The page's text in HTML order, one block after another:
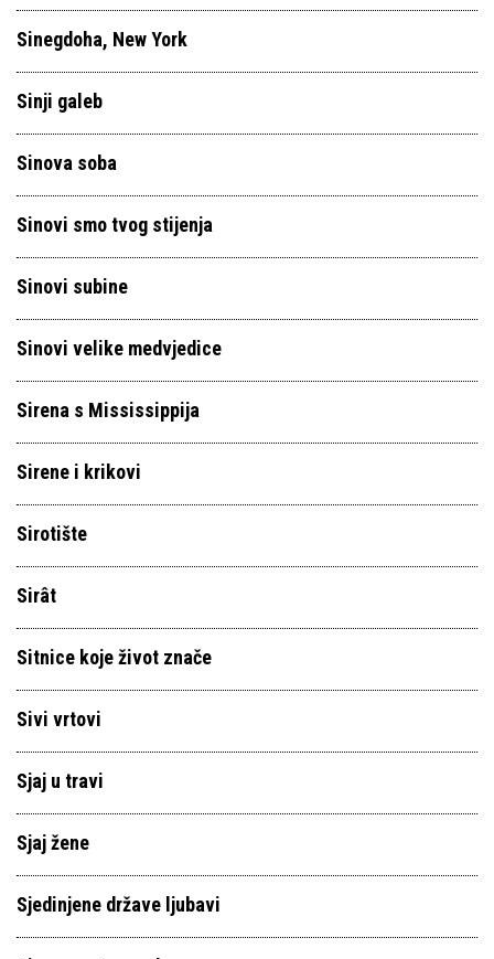
Sinegdoha, New York
Sinji galeb
Sinova soba
Sinovi smo tvog stijenja
Sinovi subine
Sinovi velike medvjedice
Sirena s Mississippija
Sirene i krikovi
Sirotište
Sirât
Sitnice koje život znače
Sivi vrtovi
Sjaj u travi
Sjaj žene
Sjedinjene države ljubavi